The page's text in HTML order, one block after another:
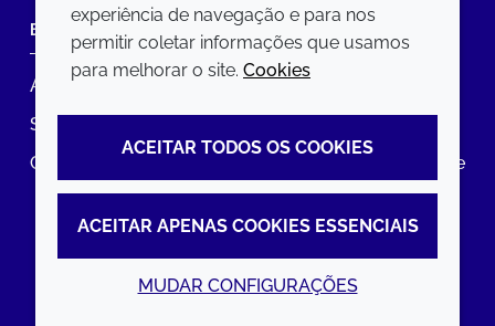
EMPRESA
Annual Report
Sustainability Report
Croda.com
LEGAL
Termos e condições
Declaração de Acessibilidade
experiência de navegação e para nos
permitir coletar informações que usamos
para melhorar o site. Cookies
ACEITAR TODOS OS COOKIES
ACEITAR APENAS COOKIES ESSENCIAIS
MUDAR CONFIGURAÇÕES